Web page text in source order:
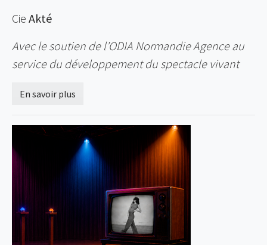
Cie Akté
Avec le soutien de l’ODIA Normandie Agence au
service du développement du spectacle vivant
En savoir plus